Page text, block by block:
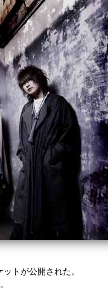
トが公開された。